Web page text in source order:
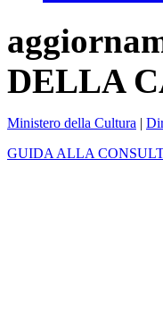
DELLA
Ministero della Cultura |
GUIDA ALLA